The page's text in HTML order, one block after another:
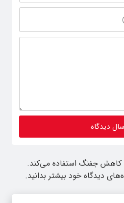
کاهش جفنگ استفاده می‌کند.
دیدگاه خود بیشتر بدانید.